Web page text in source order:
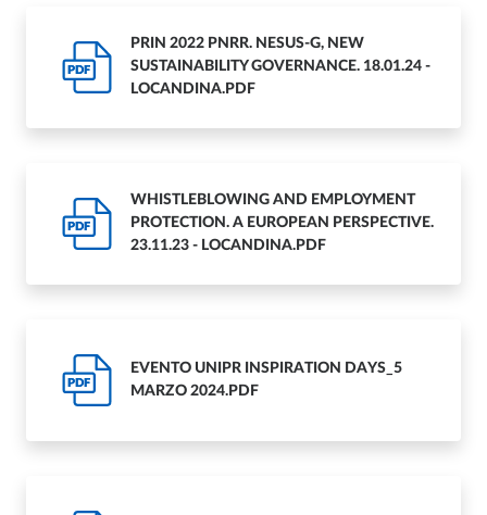
PDF
PRIN 2022 PNRR. NESUS-G, NEW
SUSTAINABILITY GOVERNANCE. 18.01.24 -
LOCANDINA.PDF
PDF
WHISTLEBLOWING AND EMPLOYMENT
PROTECTION. A EUROPEAN PERSPECTIVE.
23.11.23 - LOCANDINA.PDF
PDF
EVENTO UNIPR INSPIRATION DAYS_5
MARZO 2024.PDF